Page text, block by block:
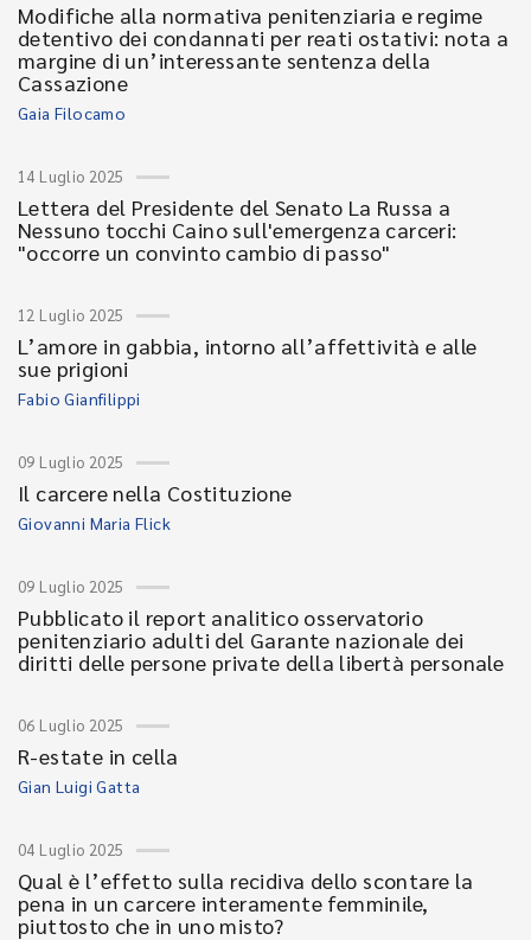
Modifiche alla normativa penitenziaria e regime
detentivo dei condannati per reati ostativi: nota a
margine di un’interessante sentenza della
Cassazione
Gaia Filocamo
14 Luglio 2025
Lettera del Presidente del Senato La Russa a
Nessuno tocchi Caino sull'emergenza carceri:
"occorre un convinto cambio di passo"
12 Luglio 2025
L’amore in gabbia, intorno all’affettività e alle
sue prigioni
Fabio Gianfilippi
09 Luglio 2025
Il carcere nella Costituzione
Giovanni Maria Flick
09 Luglio 2025
Pubblicato il report analitico osservatorio
penitenziario adulti del Garante nazionale dei
diritti delle persone private della libertà personale
06 Luglio 2025
R-estate in cella
Gian Luigi Gatta
04 Luglio 2025
Qual è l’effetto sulla recidiva dello scontare la
pena in un carcere interamente femminile,
piuttosto che in uno misto?